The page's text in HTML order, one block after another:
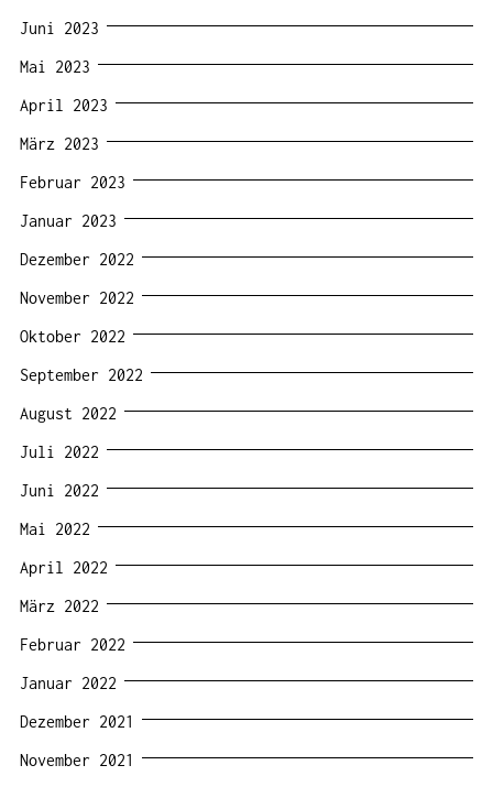
Juni 2023
Mai 2023
April 2023
März 2023
Februar 2023
Januar 2023
Dezember 2022
November 2022
Oktober 2022
September 2022
August 2022
Juli 2022
Juni 2022
Mai 2022
April 2022
März 2022
Februar 2022
Januar 2022
Dezember 2021
November 2021